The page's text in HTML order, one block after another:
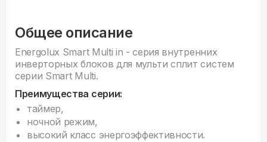
Общее описание
Energolux Smart Multi in - серия внyтренних
инверторных блоков для мульти сплит систем
серии Smart Multi.
Преимущества серии:
таймер,
ночной режим,
высокий класс энергоэффективности.